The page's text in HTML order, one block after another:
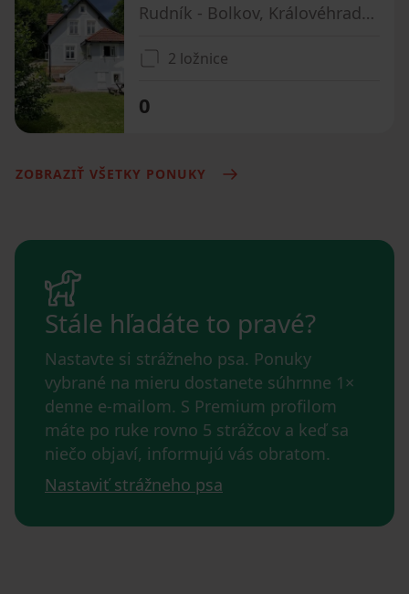
Rudník - Bolkov, Královéhradecký kraj
2 ložnice
0
ZOBRAZIŤ VŠETKY PONUKY
Stále hľadáte to pravé?
Nastavte si strážneho psa. Ponuky
vybrané na mieru dostanete súhrnne 1×
denne e-mailom. S Premium profilom
máte po ruke rovno 5 strážcov a keď sa
niečo objaví, informujú vás obratom.
Nastaviť strážneho psa